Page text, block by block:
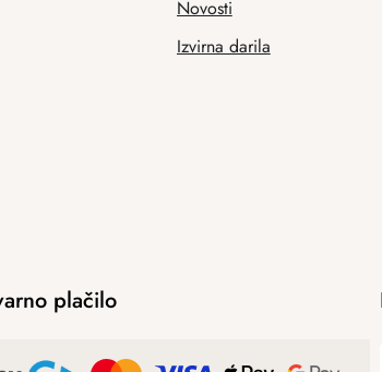
Novosti
Izvirna darila
plačilo